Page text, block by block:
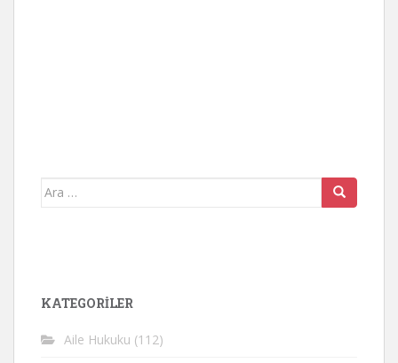
Arama
KATEGORİLER
Aile Hukuku (112)